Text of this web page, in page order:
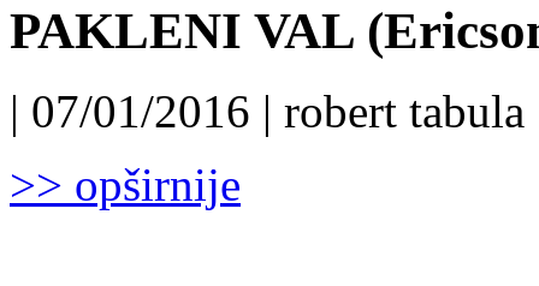
PAKLENI VAL
| 07/01/2016 | robert tabula
>> opširnije